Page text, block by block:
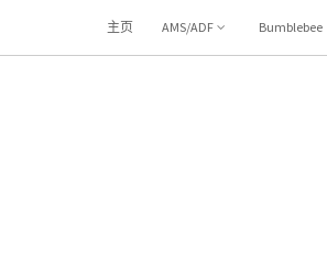
主页 AMS/ADF Bumblebee